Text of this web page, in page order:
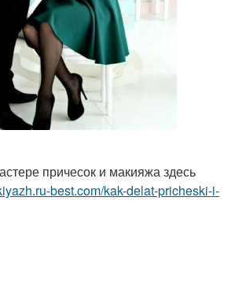
причесок и макияжа здесь
best.com/kak-delat-pricheski-i-